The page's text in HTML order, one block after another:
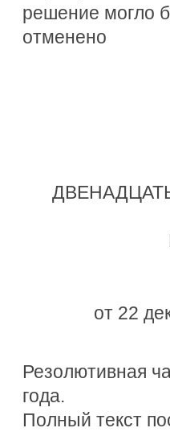
решение могло
отменено
от 22
Резолютивная
года.
Полный текст